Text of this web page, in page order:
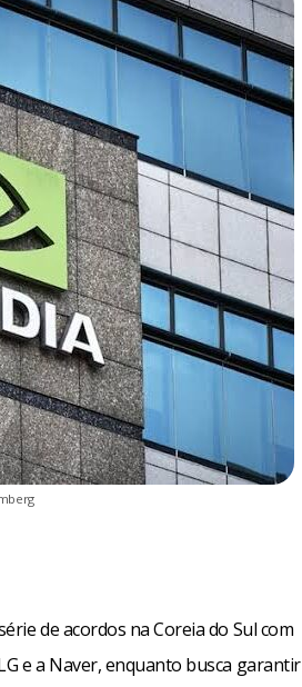
de acordos na Coreia do Sul com
e a Naver, enquanto busca garantir